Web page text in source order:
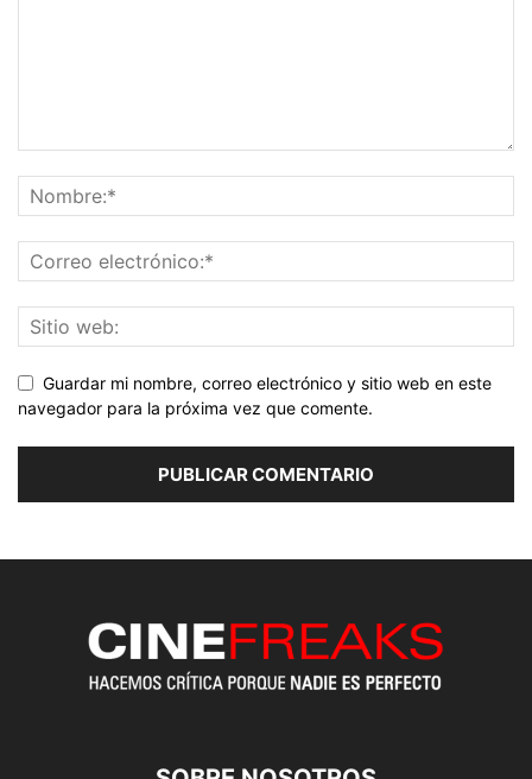
Guardar mi nombre, correo electrónico y sitio web en este
navegador para la próxima vez que comente.